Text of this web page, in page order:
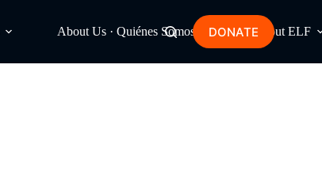
About Us · Quiénes Somos About ELF
DONATE